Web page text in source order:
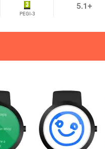
PEGI-3
5.1+